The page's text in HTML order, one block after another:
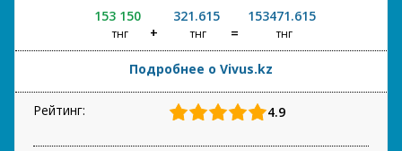
153 150
тнг
321.615
тнг
153471.615
тнг
Подробнее о Vivus.kz
Рейтинг: 4.9